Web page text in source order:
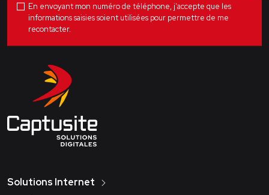
En envoyant mon numéro de téléphone, j'accepte que les
informations saisies soient utilisées pour permettre de me
recontacter.
Solutions Internet